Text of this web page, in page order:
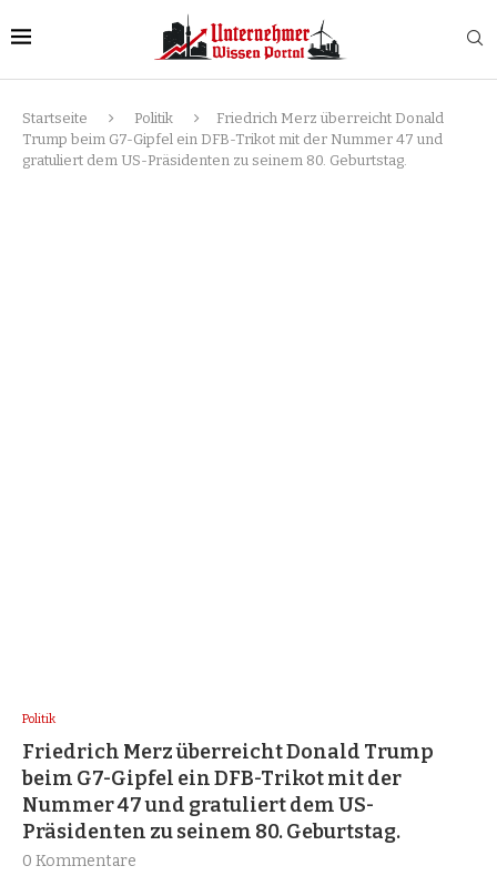
Startseite Politik
Friedrich Merz überreicht Donald
Trump beim G7-Gipfel ein DFB-Trikot mit der Nummer 47 und
gratuliert dem US-Präsidenten zu seinem 80. Geburtstag.
Politik
Friedrich Merz überreicht Donald Trump
beim G7-Gipfel ein DFB-Trikot mit der
Nummer 47 und gratuliert dem US-
Präsidenten zu seinem 80. Geburtstag.
0 Kommentare